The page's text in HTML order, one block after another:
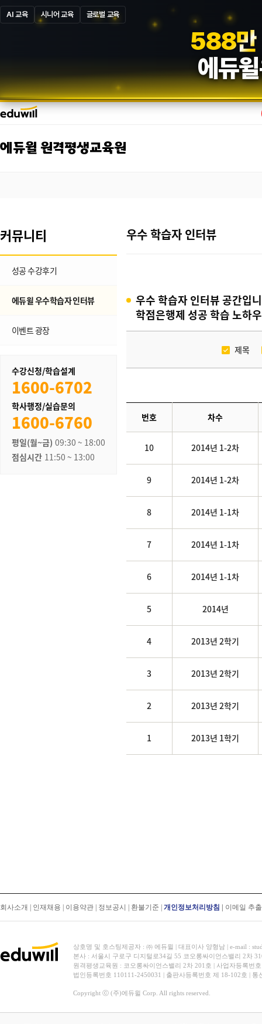
AI 교육 시니어 교육 글로벌 교육
587만
에듀윌
에듀윌 원격평생교육원
커뮤니티
성공 수강후기
에듀윌 우수학습자 인터뷰
이벤트 광장
수강신청/학습설계
1600-6702
학사행정/실습문의
1600-6760
평일(월~금) 09:30 ~ 18:00
점심시간 11:50 ~ 13:00
우수 학습자 인터뷰
우수 학습자 인터뷰 공간입
학점은행제 성공 학습 노하
제목
번호 차수
10 2014년 1-2차
9 2014년 1-2차
8 2014년 1-1차
7 2014년 1-1차
6 2014년 1-1차
5 2014년
4 2013년 2학기
3 2013년 2학기
2 2013년 2학기
1 2013년 1학기
회사소개 인재채용 이용약관 정보공시 환불기준 개인정보처리방침 이메일 추
상호명 및 호스팅제공자 : ㈜ 에듀윌 | 대표이사 양형남 | e-mail :
본사 : 서울시 구로구 디지털로34길 55 코오롱싸이언스밸리 2차
원격평생교육원 : 코오롱싸이언스밸리 2차 201호 | 사업자등록번
법인등록번호 110111-2450031 | 출판사등록번호 제 18-102호 |
Copyright ⓒ (주)에듀윌 Corp. All rights reserved.